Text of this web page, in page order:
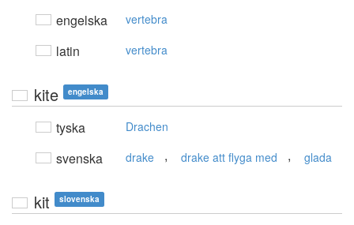
engelska vertebra
latin vertebra
kite engelska
tyska Drachen
svenska drake , drake att flyga med , glada
kit slovenska